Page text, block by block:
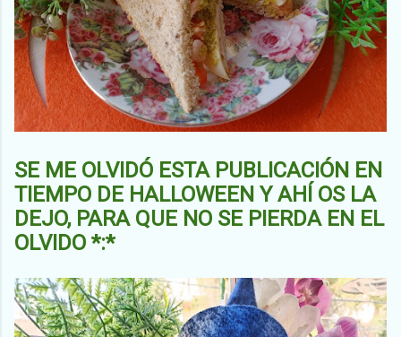
SE ME OLVIDÓ ESTA PUBLICACIÓN EN
TIEMPO DE HALLOWEEN Y AHÍ OS LA
DEJO, PARA QUE NO SE PIERDA EN EL
OLVIDO *:*